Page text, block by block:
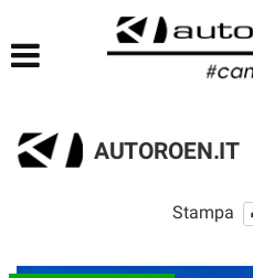
AUTOROEN.IT
Stampa